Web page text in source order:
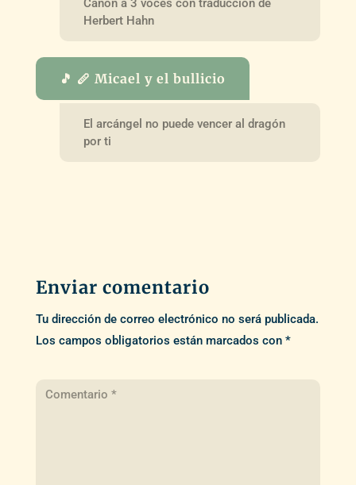
Canon a 3 voces con traducción de
Herbert Hahn
🎵 🪈 Micael y el bullicio
El arcángel no puede vencer al dragón
por ti
Enviar comentario
Tu dirección de correo electrónico no será publicada.
Los campos obligatorios están marcados con *